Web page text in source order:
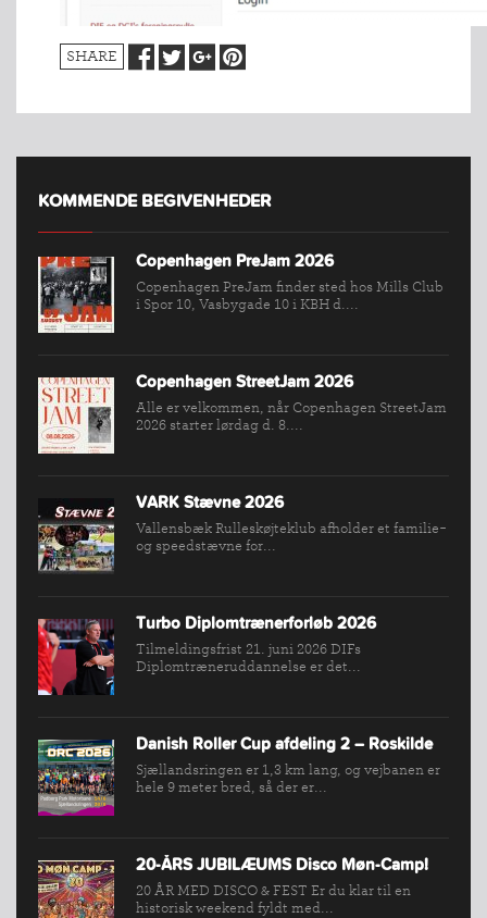
BREDDEPULJE
NYHEDER
FIND
SPORTSGRENE
FORBUNDET
VÆRKTØJSKASSEN
SHARE
KOMMENDE BEGIVENHEDER
Copenhagen PreJam 2026
Copenhagen PreJam finder sted hos Mills Club
i Spor 10, Vasbygade 10 i KBH d....
Copenhagen StreetJam 2026
Alle er velkommen, når Copenhagen StreetJam
2026 starter lørdag d. 8....
VARK Stævne 2026
Vallensbæk Rulleskøjteklub afholder et familie-
og speedstævne for...
Turbo Diplomtrænerforløb 2026
Tilmeldingsfrist 21. juni 2026 DIFs
Diplomtræneruddannelse er det...
Danish Roller Cup afdeling 2 – Roskilde
Sjællandsringen er 1,3 km lang, og vejbanen er
hele 9 meter bred, så der er...
20-ÅRS JUBILÆUMS Disco Møn-Camp!
20 ÅR MED DISCO & FEST Er du klar til en
historisk weekend fyldt med...